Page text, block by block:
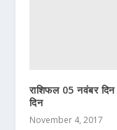
राशिफल 05 नवंबर
दिन
November 4, 2017